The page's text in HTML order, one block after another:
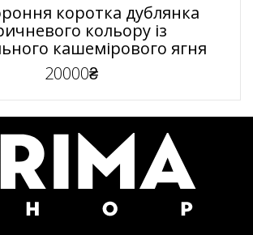
коротка дублянка
кольору із
кашемірового ягня
20000₴